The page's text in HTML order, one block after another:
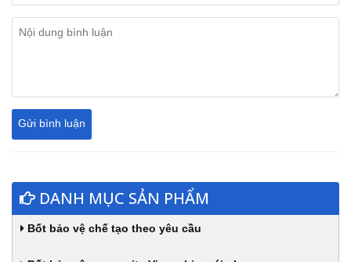
DANH MỤC SẢN PHẨM
Bốt bảo vệ chế tạo theo yêu cầu